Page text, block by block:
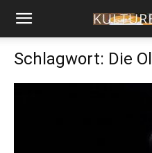
Schlagwort: Die